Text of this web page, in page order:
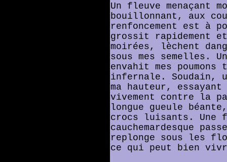
Un fleuve menaçant
bouillonnant, aux
renfoncement est à
grossit rapidement
moirées, lèchent
sous mes semelles.
envahit mes
infernale. Soudain,
ma hauteur,
vivement contre la
longue gueule
crocs luisants. Une
cauchemardesque
replonge sous les
ce qui peut bien